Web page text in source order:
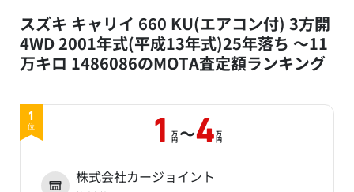
スズキ キャリイ 660 KU(エアコン付) 3方開
4WD 2001年式(平成13年式)25年落ち ～11
万キロ 1486086のMOTA査定額ランキング
1
位 1 万
円 ～4万
円
株式会社カージョイント